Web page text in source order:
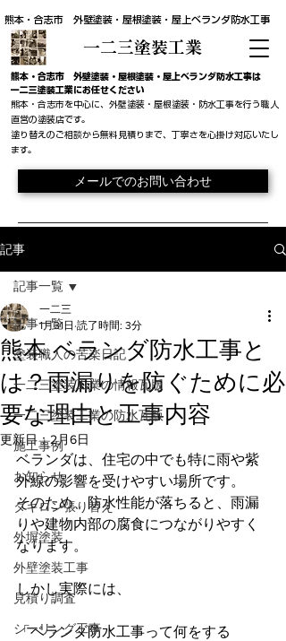
熊本・合志市 外壁塗装・屋根塗装・屋上ベランダ防水工事
一二三塗装工業
​熊本・合志市 外壁塗装・屋根塗装・屋上ベランダ防水工事は
一二三塗装工業にお任せください
熊本・合志市を中心に、外壁塗装・屋根塗装・防水工事を行う職人
直営の塗装店です。
​塗り替えのご相談から無料見積りまで、丁寧さを心掛け対応いたし
ます。
メールでのお問い合わせ
記事
記事一覧
塗装職人の苦楽日記
一二三塗装工業の情報瓦版
一二三塗装工業の防水瓦版
施工事例
お知らせ
タキロン張り替え
外塀塗装
外壁塗装工事
見積り調査
シーリング工事
記事一覧
熊本 ベランダ防水工事と
は？雨漏りを防ぐために必
要な理由と工事内容
一二三
1月31日 読了時間: 3分
更新日：2月6日
ベランダは、住宅の中でも特に雨や紫
外線の影響を受けやすい場所です。
そのため、防水性能が落ちると、雨漏
りや建物内部の腐食につながりやすく
なります。
しかし実際には、
「ベランダ防水工事って何をする